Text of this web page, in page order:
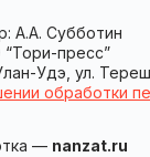
А.А. Субботин
пресс”
Удэ, ул.
обработки
— nanzat.ru